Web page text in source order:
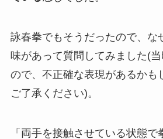
詠春拳でもそうだったので、な
味があって質問してみました(
ので、不正確な表現があるかも
ご了承ください)。
「両手を接触させている状態で